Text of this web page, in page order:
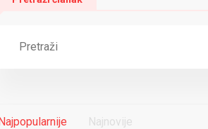
Najnovije